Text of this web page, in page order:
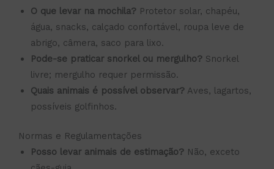
O que levar na mochila? Protetor solar, chapéu,
água, snacks, calçado confortável, roupa leve de
abrigo, câmera, saco para lixo.
Pode-se praticar snorkel ou mergulho? Snorkel
livre; mergulho requer permissão.
Quais animais é possível observar? Aves, lagartos,
possíveis golfinhos.
Normas e Regulamentações
Posso levar animais de estimação? Não, exceto